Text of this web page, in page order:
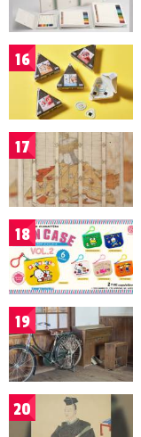
16
17
18
19
20